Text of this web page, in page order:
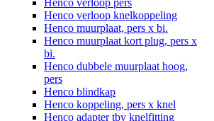
Henco verloop pers
Henco verloop knelkoppeling
Henco muurplaat, pers x bi.
Henco muurplaat kort plug, pers x
bi.
Henco dubbele muurplaat hoog,
pers
Henco blindkap
Henco koppeling, pers x knel
Henco adapter tbv knelfitting